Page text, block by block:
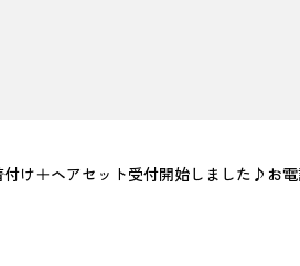
け＋ヘアセット受付開始しました♪お